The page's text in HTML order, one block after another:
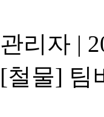
관리자 |
[철물] 팀